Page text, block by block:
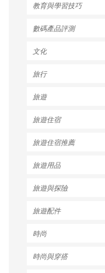
教育與學習技巧
數碼產品評測
文化
旅行
旅遊
旅遊住宿
旅遊住宿推薦
旅遊用品
旅遊與探險
旅遊配件
時尚
時尚與穿搭